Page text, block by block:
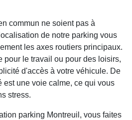
commun ne soient pas à
de notre parking vous
les axes routiers principaux.
pour le travail ou pour des loisirs,
d'accès à votre véhicule. De
est une voie calme, ce qui vous
stress.
parking Montreuil , vous faites